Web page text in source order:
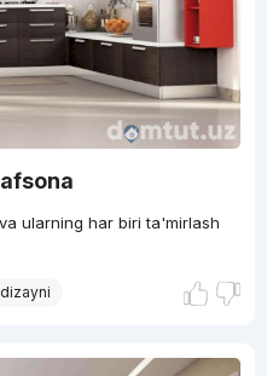
ularning har biri ta'mirlash